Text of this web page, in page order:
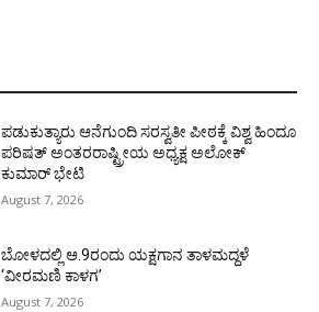
ಪಡುಕುತ್ಯಾರು ಆನೆಗುಂದಿ ಸರಸ್ವತೀ ಪೀಠಕ್ಕೆ ವಿಶ್ವ ಹಿಂದೂ
ಪರಿಷತ್ ಅಂತರರಾಷ್ಟ್ರೀಯ ಅಧ್ಯಕ್ಷ ಅಲೋಕ್
ಕುಮಾರ್ ಭೇಟಿ
August 7, 2026
ಬೋಳದಲ್ಲಿ ಆ.9ರಂದು ಯಕ್ಷಗಾನ ತಾಳಮದ್ದಳೆ
‘ವೀರಮಣಿ ಕಾಳಗ’
August 7, 2026